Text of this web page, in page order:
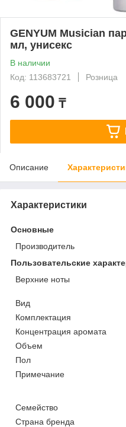
GENYUM Musician
мл, унисекс
В наличии
Код: 113683721
Розница
6 000 ₸
Описание
Характеристики
Основные
Производитель
Пользовательские
Верхние ноты
Вид
Комплектация
Концентрация аромата
Объем
Пол
Примечание
Семейство
Страна бренда